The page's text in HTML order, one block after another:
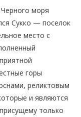
моря
Сукко — поселок
место с
горы
реликтовым
и являются
только